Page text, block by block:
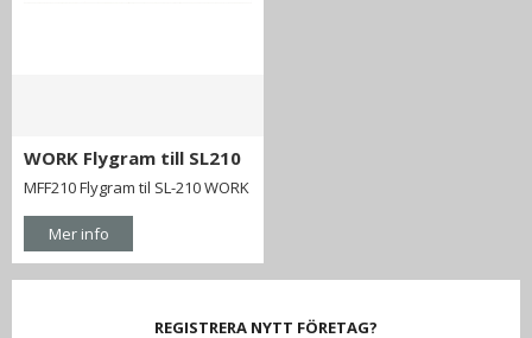
WORK Flygram till SL210
MFF210 Flygram til SL-210 WORK
Mer info
REGISTRERA NYTT FÖRETAG?